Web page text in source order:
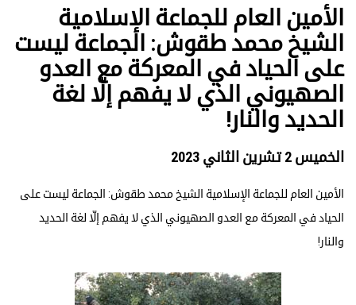
الأمين العام للجماعة الإسلامية
الشيخ محمد طقوش: الجماعة ليست
على الحياد في المعركة مع العدو
الصهيوني الذي لا يفهم إلّا لغة
الحديد والنار!
الخميس 2 تشرين الثاني 2023
الأمين العام للجماعة الإسلامية الشيخ محمد طقوش: الجماعة ليست على
الحياد في المعركة مع العدو الصهيوني الذي لا يفهم إلّا لغة الحديد
والنار!